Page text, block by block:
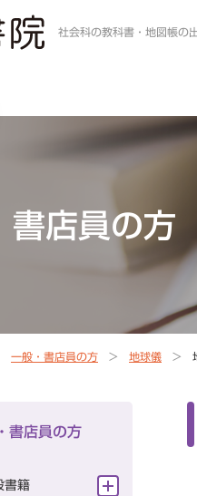
社会科の教科書・地図帳の
書店員の方
一般・書店員の方 地球儀
書店員の方
書籍